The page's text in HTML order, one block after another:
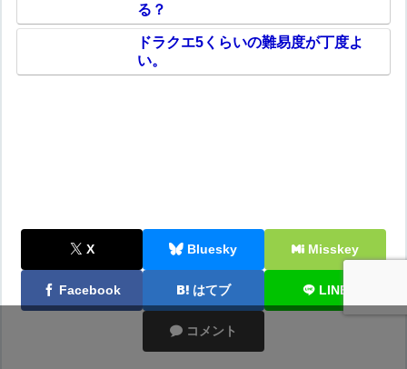
る？
ドラクエ5くらいの難易度が丁度よ
い。
X Bluesky Misskey
Facebook はてブ LINE
コメント